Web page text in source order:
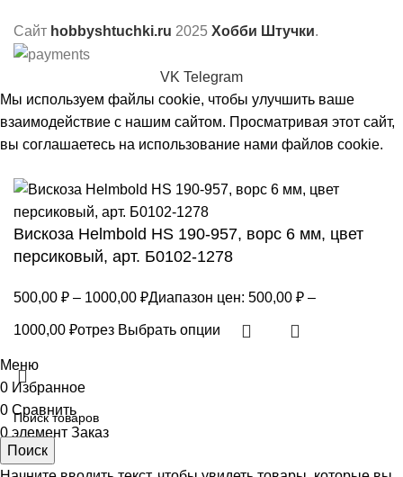
Сайт hobbyshtuchki.ru 2025 Хобби Штучки.
VK Telegram
Мы используем файлы cookie, чтобы улучшить ваше
взаимодействие с нашим сайтом. Просматривая этот сайт,
вы соглашаетесь на использование нами файлов cookie.
Вискоза Helmbold HS 190-957, ворс 6 мм, цвет
персиковый, арт. Б0102-1278
500,00 ₽ – 1000,00 ₽Диапазон цен: 500,00 ₽ –
1000,00 ₽отрез Выбрать опции
Поиск
Меню
0 Избранное
0 Сравнить
0 элемент Заказ